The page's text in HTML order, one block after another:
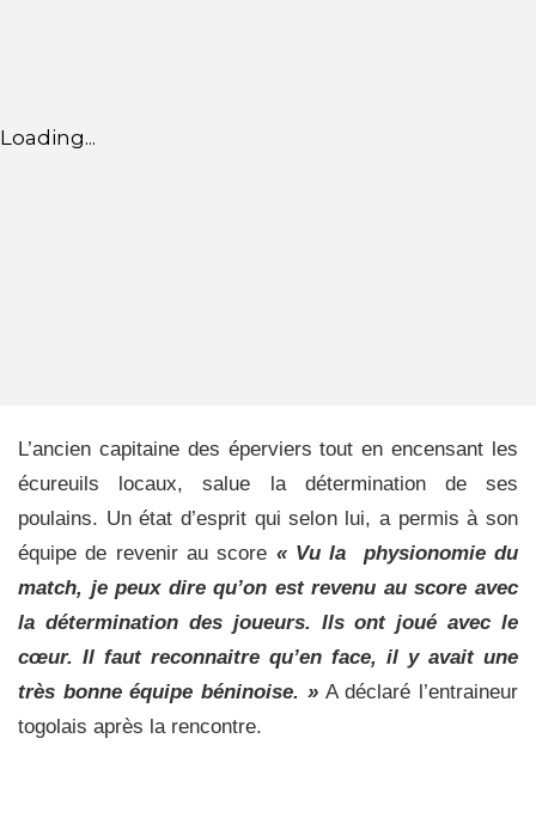
Loading...
L’ancien capitaine des éperviers tout en encensant les
écureuils locaux, salue la détermination de ses
poulains. Un état d’esprit qui selon lui, a permis à son
équipe de revenir au score « Vu la physionomie du
match, je peux dire qu’on est revenu au score avec
la détermination des joueurs. Ils ont joué avec le
cœur. Il faut reconnaitre qu’en face, il y avait une
très bonne équipe béninoise. »A déclaré l’entraineur
togolais après la rencontre.